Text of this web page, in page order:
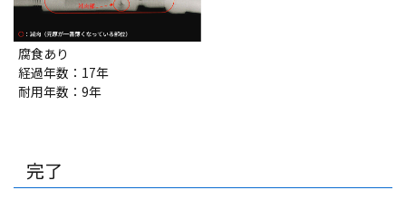
腐食あり
経過年数：17年
耐用年数：9年
完了